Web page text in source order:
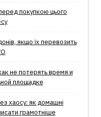
покупкою цього
якщо їх перевозить
не потерять время и
площадке
хаосу: як домашні
грамотніше